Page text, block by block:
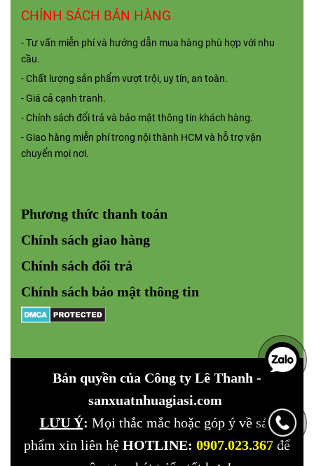
CHÍNH SÁCH BÁN HÀNG
- Tư vấn miễn phí và hướng dẫn mua hàng phù hợp với nhu
cầu.
- Chất lượng sản phẩm vượt trội, uy tín, an toàn.
- Giá cả cạnh tranh.
- Chính sách đổi trả và bảo mật thông tin khách hàng.
- Giao hàng miễn phí trong nội thành HCM và hỗ trợ vận
chuyển mọi nơi.
Phương thức thanh toán
Chính sách giao hàng
Chính sách đổi trả
Chính sách bảo mật thông tin
Bản quyền của Công ty Lê Thanh -
sanxuatnhuagiasi.com
LƯU Ý: Mọi thắc mắc hoặc góp ý về sản
phẩm xin liên hệ HOTLINE: 0907.023.367 để